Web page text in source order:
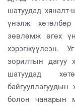
шатуудад
үнэлж хөтөлбөр
зөвлөмж өгөх
хэрэгжүүлсэн.
зорилтын дагуу
шатуудад
байгууллагуудын
болон чанарын